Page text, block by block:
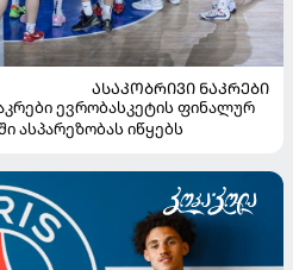
ᲐᲡᲐᲙᲝᲑᲠᲘᲕᲘ ᲜᲐᲙᲠᲔᲑᲘ
ევრობასკეტის ფინალურ
ასპარეზობას იწყებს